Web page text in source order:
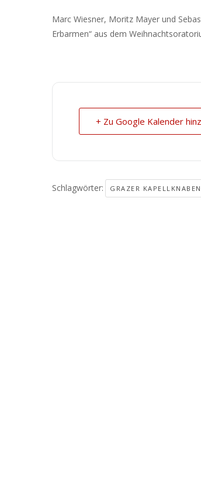
Marc Wiesner, Moritz Mayer und
Erbarmen“ aus dem
+ Zu Google Kalender
Schlagwörter: GRAZER KAPELLKNABEN